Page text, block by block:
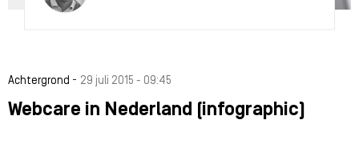
Achtergrond - 29 juli 2015 - 09:45
Webcare in Nederland (infographic)